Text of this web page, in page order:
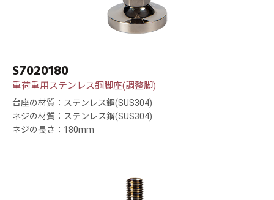
S7020180
重荷重用ステンレス鋼脚座(調整脚)
台座の材質：ステンレス鋼(SUS304)
ネジの材質：ステンレス鋼(SUS304)
ネジの長さ：180mm